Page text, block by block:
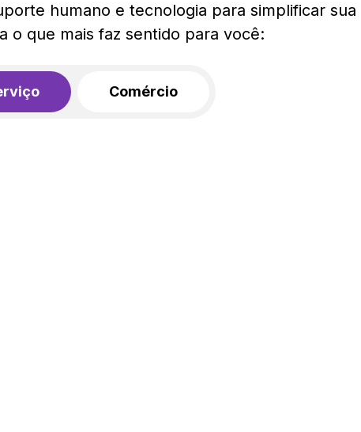
humano e tecnologia para simplificar sua
o que mais faz sentido para você:
Comércio